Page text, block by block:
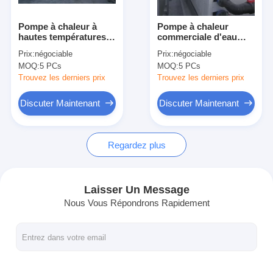
Visite de l'usine
Contrôle de la qualité
nous contacter
Discuter Maintenant
Ecer
Pompe à chaleur à
hautes températures
d'acier pompe à
chaleur air-eau de 80
degrés
Prix:négociable
MOQ:5 PCs
Trouvez les derniers prix
Discuter Maintenant
Pompe à chaleur
commerciale d'eau
avec le chauffage de
manivelle automatique
Prix:négociable
MOQ:5 PCs
Trouvez les derniers prix
Discuter Maintenant
Regardez plus
Laisser Un Message
Nous Vous Répondrons Rapidement